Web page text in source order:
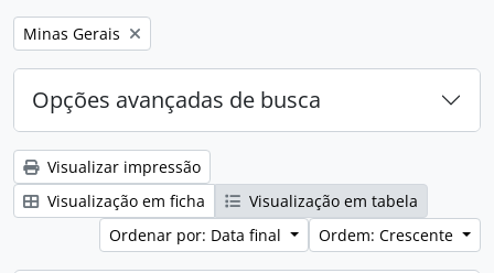
Remover filtro:
Minas Gerais
Opções avançadas de busca
Visualizar impressão
Visualização em ficha
Visualização em tabela
Ordenar por: Data final
Ordem: Crescente